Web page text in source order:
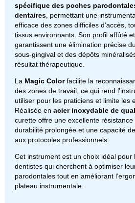
spécifique des poches
dentaires , permettant une
efficace des zones difficiles d’accès,
tissus environnants. Son profil affûté
garantissent une élimination précise
sous-gingival et des dépôts
résultat thérapeutique.
La Magic Colorfacilite la
des zones de travail, ce qui rend
utiliser pour les praticiens et limite les
Réalisée en acier inoxydable de
curette offre une excellente
durabilité prolongée et une capacité
aux protocoles professionnels.
Cet instrument est un choix idéal pour
dentistes qui cherchent à optimiser
parodontales tout en améliorant
plateau instrumentale.